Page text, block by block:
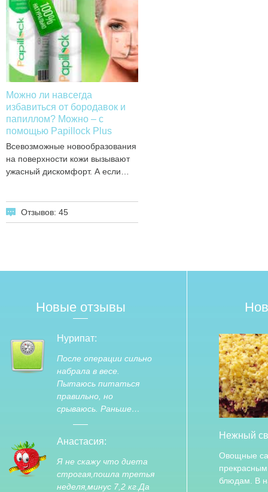
Можно ли навсегда
избавиться от бородавок и
папиллом? Можно – с
помощью Papillock Plus
Всевозможные новообразования
на поверхности кожи вызывают
ужасный дискомфорт. А если…
Отзывов: 45
Новые отзывы
Нурипат:
После операции сильно
набрала в весе.
Пытаюсь питаться
правильно, но
срываюсь. Раньше…
Анастасия:
Я не скажу что диета
строгая,пошла третья
неделя,минус 7,2 кг.Да
Нежный
Овощные
блюдам. В